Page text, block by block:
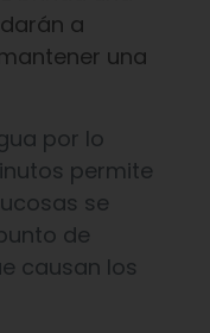
a
una
por lo
permite
se
de
causan los